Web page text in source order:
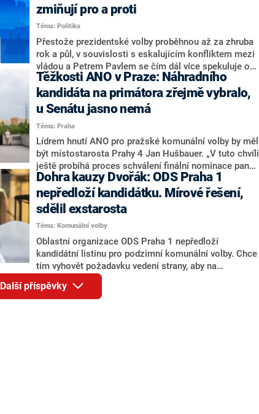
ohledně politického výkonu svého nástupce Jeronýma
Tejce (za ANO) či vládní zmocněnkyně pro lidská
práva Taťány Malé (ANO). Označením „svoloč“ na
adresu vlády prý byla ještě hodná. Decroix se také
vrátila k volební porážce koalice Spolu či promluvila o
hnutí Naše Česko Martina Kuby.
zmiňují pro a proti
Téma: Politika
Přestože prezidentské volby proběhnou až za zhruba
rok a půl, v souvislosti s eskalujícím konfliktem mezi
vládou a Petrem Pavlem se čím dál více spekuluje o
tom, koho by do bitvy o Hrad mohla vyslat současná
koalice. Někteří političtí komentátoři znovu vytahují
jméno premiéra Andreje Babiše (ANO). Jak moc je
pravděpodobné, že se v prezidentských volbách 2028
bude znovu opakovat souboj z roku 2023?
Těžkosti ANO v Praze: Náhradního
kandidáta na primátora zřejmě vybralo,
u Senátu jasno nemá
Téma: Praha
Lídrem hnutí ANO pro pražské komunální volby by měl
být místostarosta Prahy 4 Jan Hušbauer. „V tuto chvíli
ještě probíhá proces schválení finální nominace pana
Jana Hušbauera Výborem hnutí ANO,“ uvedl pro
redakci místopředseda pražského ANO Martin
Benkovič. O Hušbauerovi se spekulovalo jako o
náhradníkovi v čele pražské kandidátky poté, co
rezignoval po sérii nejasností v majetkových
přiznáních a pořizování bytů Ondřej Prokop. Zároveň
ale stále není jasné, kdo bude za ANO kandidovat ve
dvou ze tří pražských obvodů do horní komory
parlamentu. ANO má v Praze dlouhodobě horší
výsledky než ve zbytku republiky.
Dohra kauzy Dvořák: ODS Praha 1
nepředloží kandidátku. Mírové řešení,
sdělil exstarosta
Téma: Komunální volby
Oblastní organizace ODS Praha 1 nepředloží
kandidátní listinu pro podzimní komunální volby. Chce
tím vyhovět požadavku vedení strany, aby na
kandidátce nebyl bývalý městský radní a exstarosta
Prahy 1 Filip Dvořák. Členové ODS Praha 1 dostali
povolení kandidovat za jiné subjekty. Rozhodla o tom
Další příspěvky